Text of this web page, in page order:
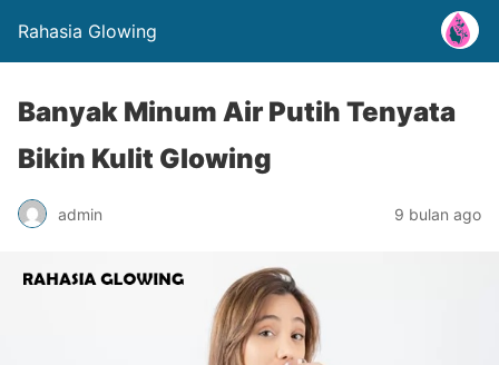
Rahasia Glowing
Banyak Minum Air Putih Tenyata
Bikin Kulit Glowing
admin 9 bulan ago